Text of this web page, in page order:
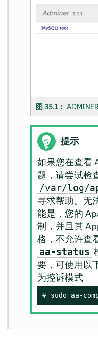
图 35.1︰
提示
如果您在查看
题，请尝试检
/var/log/
寻求帮助。无
能是，您的
制，并且其
格，不允许查
aa-status
要，可使用以
为控诉模式
# sudo aa-